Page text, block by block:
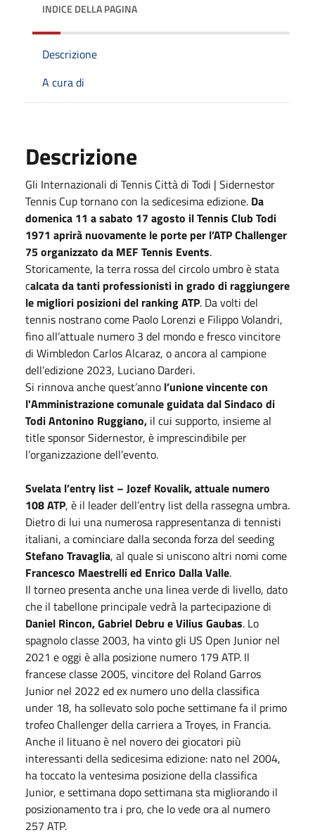
INDICE DELLA PAGINA
Descrizione
A cura di
Descrizione
Gli Internazionali di Tennis Città di Todi | Sidernestor
Tennis Cup tornano con la sedicesima edizione. Da
domenica 11 a sabato 17 agosto il Tennis Club Todi
1971 aprirà nuovamente le porte per l’ATP Challenger
75 organizzato da MEF Tennis Events.
Storicamente, la terra rossa del circolo umbro è stata
calcata da tanti professionisti in grado di raggiungere
le migliori posizioni del ranking ATP. Da volti del
tennis nostrano come Paolo Lorenzi e Filippo Volandri,
fino all’attuale numero 3 del mondo e fresco vincitore
di Wimbledon Carlos Alcaraz, o ancora al campione
dell’edizione 2023, Luciano Darderi.
Si rinnova anche quest’anno l’unione vincente con
l'Amministrazione comunale guidata dal Sindaco di
Todi Antonino Ruggiano, il cui supporto, insieme al
title sponsor Sidernestor, è imprescindibile per
l’organizzazione dell’evento.
Svelata l’entry list – Jozef Kovalik, attuale numero
108 ATP, è il leader dell’entry list della rassegna umbra.
Dietro di lui una numerosa rappresentanza di tennisti
italiani, a cominciare dalla seconda forza del seeding
Stefano Travaglia, al quale si uniscono altri nomi come
Francesco Maestrelli ed Enrico Dalla Valle.
Il torneo presenta anche una linea verde di livello, dato
che il tabellone principale vedrà la partecipazione di
Daniel Rincon, Gabriel Debru e Vilius Gaubas. Lo
spagnolo classe 2003, ha vinto gli US Open Junior nel
2021 e oggi è alla posizione numero 179 ATP. Il
francese classe 2005, vincitore del Roland Garros
Junior nel 2022 ed ex numero uno della classifica
under 18, ha sollevato solo poche settimane fa il primo
trofeo Challenger della carriera a Troyes, in Francia.
Anche il lituano è nel novero dei giocatori più
interessanti della sedicesima edizione: nato nel 2004,
ha toccato la ventesima posizione della classifica
Junior, e settimana dopo settimana sta migliorando il
posizionamento tra i pro, che lo vede ora al numero
257 ATP.